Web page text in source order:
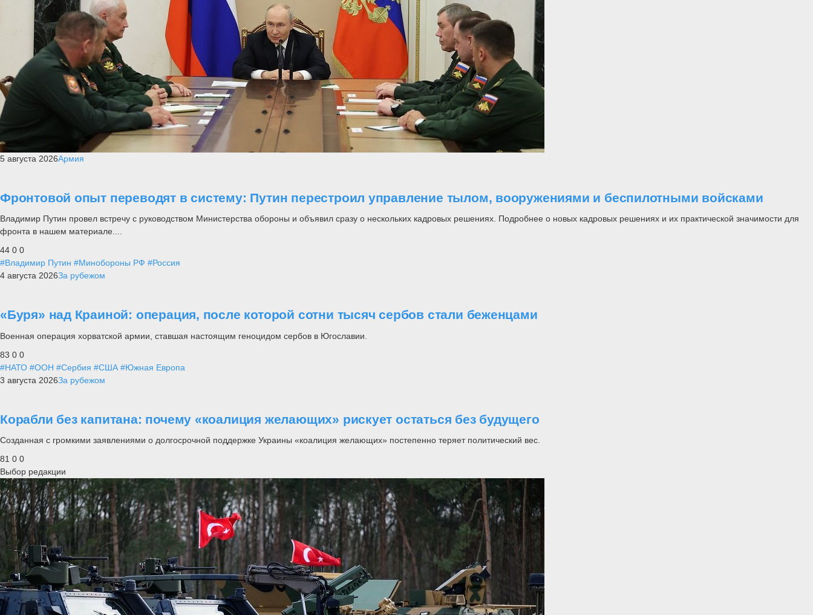
5 августа 2026Армия
Фронтовой опыт переводят в систему: Путин перестроил управление тылом, вооружениями и беспилотными войсками
Владимир Путин провел встречу с руководством Министерства обороны и объявил сразу о нескольких кадровых решениях. Подробнее о новых кадровых решениях и их практической значимости для
фронта в нашем материале....
44 0 0
#Владимир Путин #Минобороны РФ #Россия
4 августа 2026За рубежом
«Буря» над Краиной: операция, после которой сотни тысяч сербов стали беженцами
Военная операция хорватской армии, ставшая настоящим геноцидом сербов в Югославии.
83 0 0
#НАТО #ООН #Сербия #США #Южная Европа
3 августа 2026За рубежом
Корабли без капитана: почему «коалиция желающих» рискует остаться без будущего
Созданная с громкими заявлениями о долгосрочной поддержке Украины «коалиция желающих» постепенно теряет политический вес.
81 0 0
Выбор редакции